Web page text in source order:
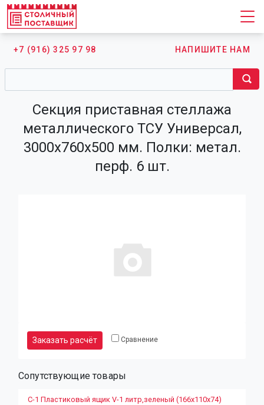
+7 (916) 325 97 98 НАПИШИТЕ НАМ
Секция приставная стеллажа
металлического ТСУ Универсал,
3000х760х500 мм. Полки: метал.
перф. 6 шт.
Заказать расчёт Сравнение
Сопутствующие товары
С-1 Пластиковый ящик V-1 литр,зеленый (166х110х74)